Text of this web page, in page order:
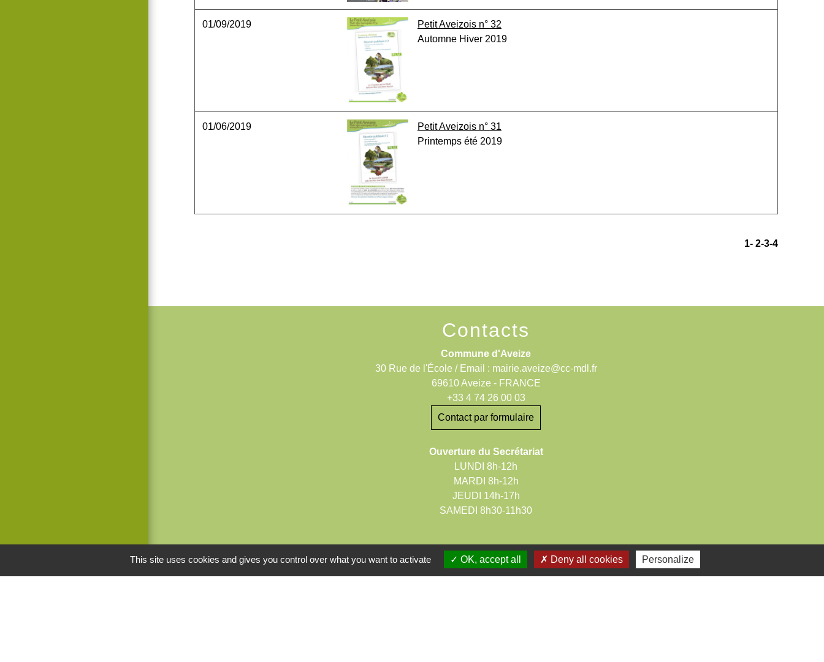
01/09/2019
Petit Aveizois n° 32
Automne Hiver 2019
01/06/2019
Petit Aveizois n° 31
Printemps été 2019
1- 2-3-4
Contacts
Commune d'Aveize
30 Rue de l'École / Email : mairie.aveize@cc-mdl.fr
69610 Aveize - FRANCE
+33 4 74 26 00 03
Contact par formulaire
Ouverture du Secrétariat
LUNDI 8h-12h
MARDI 8h-12h
JEUDI 14h-17h
SAMEDI 8h30-11h30
This site uses cookies and gives you control over what you want to activate OK, accept all Deny all cookies Personalize